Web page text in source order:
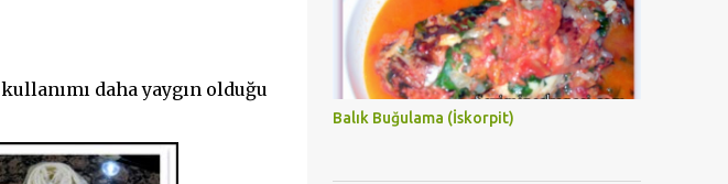
kullanımı daha yaygın olduğu
Balık Buğulama (İskorpit)